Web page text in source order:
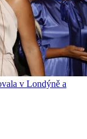
v Londýně a